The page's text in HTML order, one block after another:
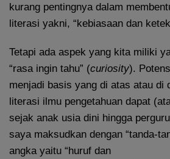
kurang pentingnya dalam
literasi yakni, “kebiasaan dan
Tetapi ada aspek yang kita miliki
“rasa ingin tahu” (curiosity).
menjadi basis yang di atas atau di
literasi ilmu pengetahuan dapat
sejak anak usia dini hingga
saya maksudkan dengan “tanda-
angka yaitu “huruf dan